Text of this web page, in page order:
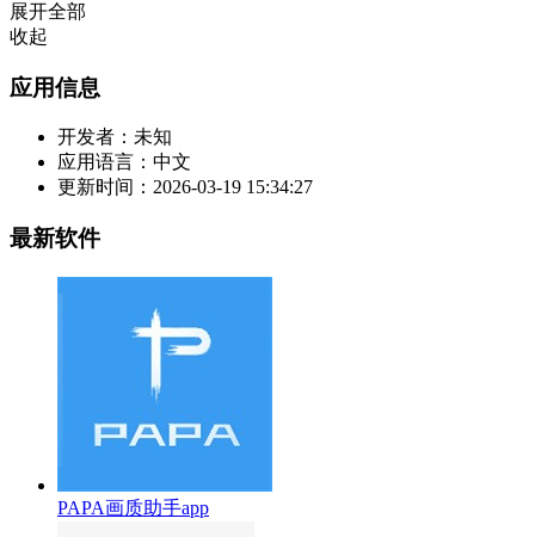
展开全部
收起
应用信息
开发者： 未知
应用语言： 中文
更新时间： 2026-03-19 15:34:27
最新软件
PAPA画质助手app